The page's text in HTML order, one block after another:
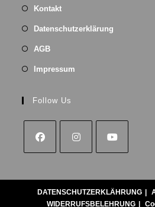
Kontakt
Datenschutzerklärung
AGB
Impressum
Follow Us
DATENSCHUTZERKLÄHRUNG
WIDERRUFSBELEHRUNG